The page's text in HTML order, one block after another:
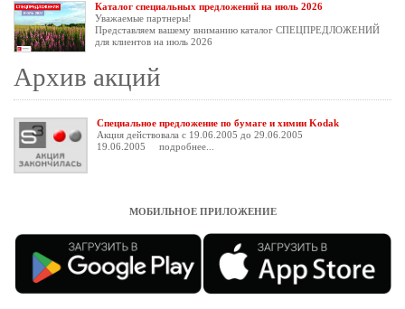
Каталог специальных предложений на июль 2026
Уважаемые партнеры!
Представляем вашему вниманию каталог СПЕЦПРЕДЛОЖЕНИЙ
для клиентов на июль 2026
Архив акций
Специальное предложение по бумаге и химии Kodak
Акция действовала с 19.06.2005 до 29.06.2005
19.06.2005
подробнее...
МОБИЛЬНОЕ ПРИЛОЖЕНИЕ